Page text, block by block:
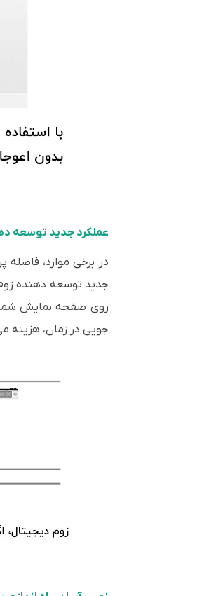
عملکرد جدید توسعه
در برخی موارد، فاصله
روی صفحه نمایش شما
جویی در زمان، هزینه